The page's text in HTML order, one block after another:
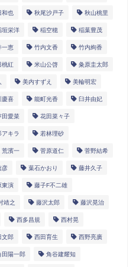
和也 秋尾沙戸子 秋山桃里
垣栄洋 稲空穂 稲葉豊茂
一恵 竹内文香 竹内絢香
桃紅 米山公啓 粂原圭太郎
美内すずえ 美輪明宏
慶喜 能町光香 臼井由妃
田愛菜 花田菜々子
アキラ 若林理砂
荒濱一 菅原道仁 菅野結希
彦 葉石かおり 藤井久子
東演 藤子F不二雄
靖之 藤沢太郎 藤沢晃治
西多昌規 西村晃
文郎 西田育生 西野亮廣
田陽一郎 角谷建耀知